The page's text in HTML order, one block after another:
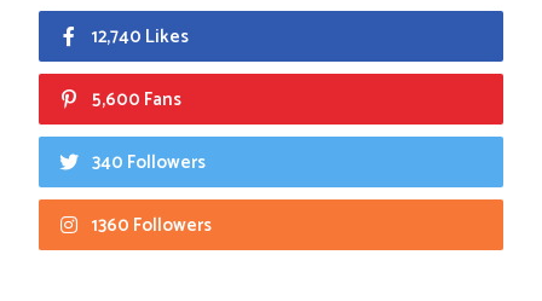
12,740 Likes
5,600 Fans
340 Followers
1360 Followers